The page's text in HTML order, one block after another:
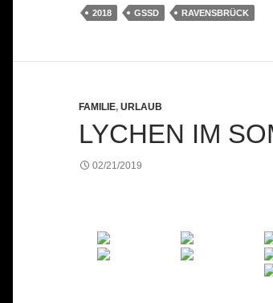
2018 GSSD RAVENSBRÜCK
FAMILIE, URLAUB
LYCHEN IM
02/21/2019